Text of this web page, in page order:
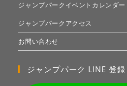
ジャンプパークイベントカレンダー
ジャンプパークアクセス
お問い合わせ
ジャンプパーク LINE 登録